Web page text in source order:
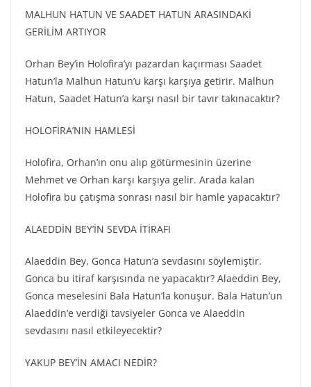
MALHUN HATUN VE SAADET HATUN ARASINDAKİ
GERİLİM ARTIYOR
Orhan Bey’in Holofira’yı pazardan kaçırması Saadet
Hatun’la Malhun Hatun’u karşı karşıya getirir. Malhun
Hatun, Saadet Hatun’a karşı nasıl bir tavır takınacaktır?
HOLOFİRA’NIN HAMLESİ
Holofira, Orhan’ın onu alıp götürmesinin üzerine
Mehmet ve Orhan karşı karşıya gelir. Arada kalan
Holofira bu çatışma sonrası nasıl bir hamle yapacaktır?
ALAEDDİN BEY’İN SEVDA İTİRAFI
Alaeddin Bey, Gonca Hatun’a sevdasını söylemiştir.
Gonca bu itiraf karşısında ne yapacaktır? Alaeddin Bey,
Gonca meselesini Bala Hatun’la konuşur. Bala Hatun’un
Alaeddin’e verdiği tavsiyeler Gonca ve Alaeddin
sevdasını nasıl etkileyecektir?
YAKUP BEY’İN AMACI NEDİR?